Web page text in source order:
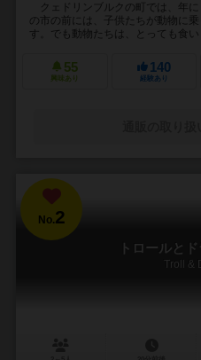
クェドリンブルクの町では、年に
の市の前には、子供たちが動物に
す。でも動物たちは、とっても食
55
興味あり
140
経験あり
No.2
トロールと
Troll &